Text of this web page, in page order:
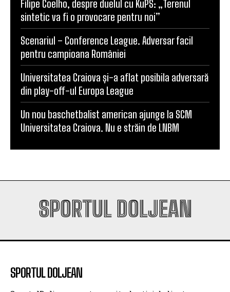
Scenariul – Conference League. Adversar facil
pentru campioana României
Universitatea Craiova și-a aflat posibila adversară
din play-off-ul Europa League
Un nou baschetbalist american ajunge la SCM
Universitatea Craiova. Nu e străin de LNBM
SPORTUL DOLJEAN
SPORTUL DOLJEAN
sportului. Reflectăm activitatea cluburilor, sportivilor